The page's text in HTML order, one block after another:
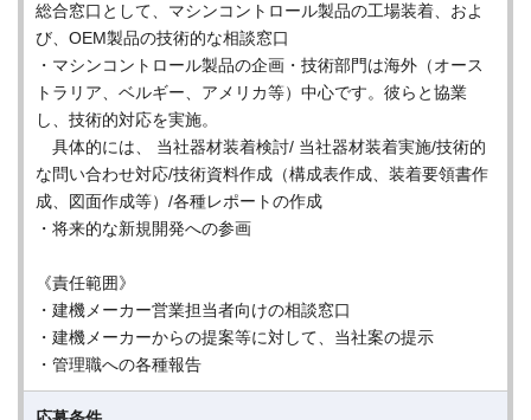
総合窓口として、マシンコントロール製品の工場装着、およ
び、OEM製品の技術的な相談窓口
・マシンコントロール製品の企画・技術部門は海外（オース
トラリア、ベルギー、アメリカ等）中心です。彼らと協業
し、技術的対応を実施。
具体的には、 当社器材装着検討/ 当社器材装着実施/技術的
な問い合わせ対応/技術資料作成（構成表作成、装着要領書作
成、図面作成等）/各種レポートの作成
・将来的な新規開発への参画
《責任範囲》
・建機メーカー営業担当者向けの相談窓口
・建機メーカーからの提案等に対して、当社案の提示
・管理職への各種報告